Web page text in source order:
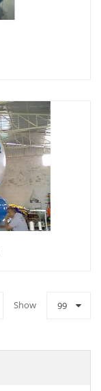
Show 99